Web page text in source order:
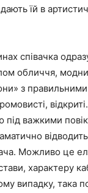
їй в
співачка
обличчя,
з правильними
важкими
Можливо це
характеру
випадку, така